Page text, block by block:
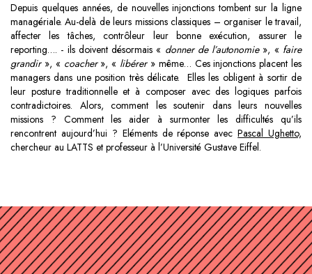
Depuis quelques années, de nouvelles injonctions tombent sur la ligne
managériale. Au-delà de leurs missions classiques – organiser le travail,
affecter les tâches, contrôleur leur bonne exécution, assurer le
reporting…. - ils doivent désormais « donner de l’autonomie», « faire
grandir», « coacher», « libérer» même… Ces injonctions placent les
managers dans une position très délicate. Elles les obligent à sortir de
leur posture traditionnelle et à composer avec des logiques parfois
contradictoires. Alors, comment les soutenir dans leurs nouvelles
missions ? Comment les aider à surmonter les difficultés qu’ils
rencontrent aujourd’hui ? Eléments de réponse avecPascal Ughetto,
chercheur au LATTS et professeur à l’Université Gustave Eiffel.